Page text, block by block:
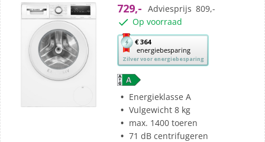
sterren.
3
beoordelingen
729,- Adviesprijs 809,-
Op voorraad
€ 364
energiebesparing
Zilver voor energiebesparing
Met
deze
knop
opent
Youreko’s
tool
voor
energiebesparing.
Energieklasse A
Vulgewicht 8 kg
max. 1400 toeren
71 dB centrifugeren